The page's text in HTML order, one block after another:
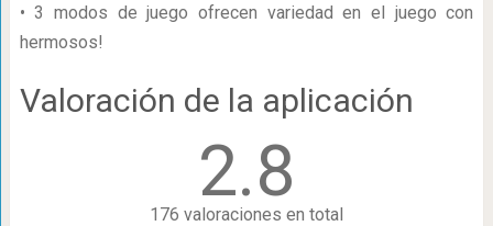
• 3 modos de juego ofrecen variedad en el juego con
hermosos!
Valoración de la aplicación
2.8
176 valoraciones en total